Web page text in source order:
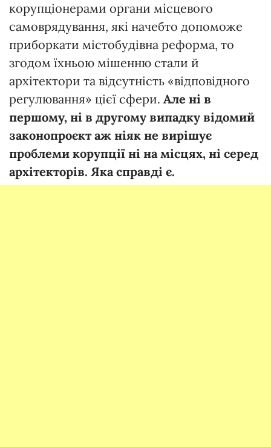
корупціонерами органи місцевого
самоврядування, які начебто допоможе
приборкати містобудівна реформа, то
згодом їхньою мішенню стали й
архітектори та відсутність «відповідного
регулювання» цієї сфери. Але ні в
першому, ні в другому випадку відомий
законопроєкт аж ніяк не вирішує
проблеми корупції ні на місцях, ні серед
архітекторів. Яка справді є.